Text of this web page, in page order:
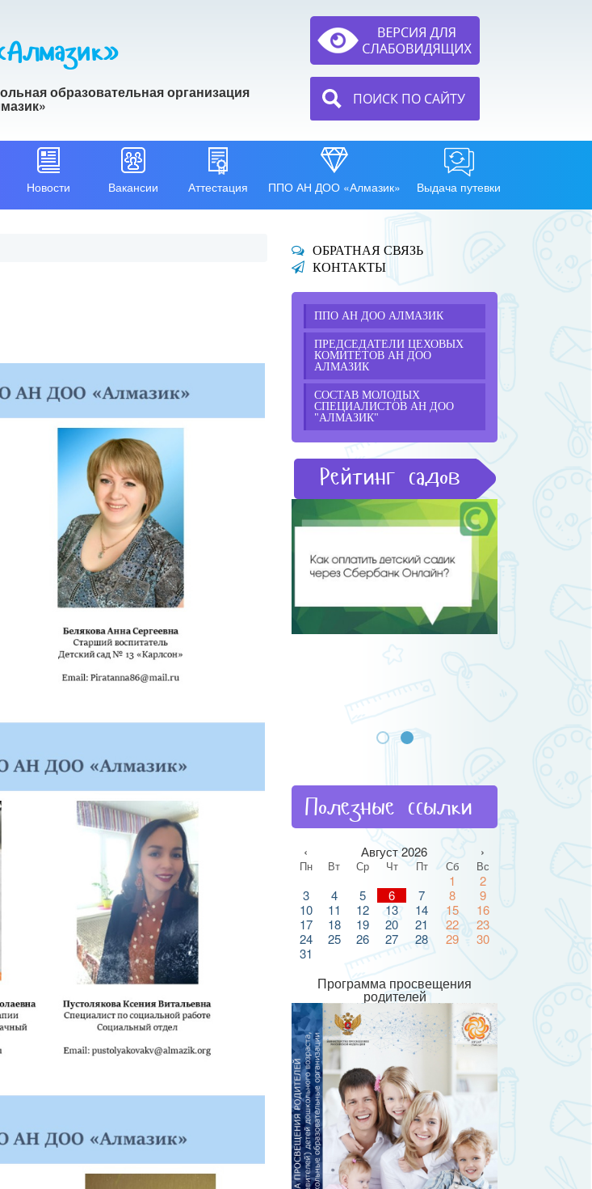
образовательная организация ПОИСК ПО САЙТУ
Новости Вакансии Аттестация ППО АН ДОО «Алмазик» Выдача путевки
ОБРАТНАЯ СВЯЗЬ
КОНТАКТЫ
ППО АН ДОО АЛМАЗИК
ПРЕДСЕДАТЕЛИ ЦЕХОВЫХ
КОМИТЕТОВ АН ДОО
АЛМАЗИК
СОСТАВ МОЛОДЫХ
СПЕЦИАЛИСТОВ АН ДОО
"АЛМАЗИК"
Рейтинг садов
Полезные ссылки
‹ Август 2026 ›
Пн Вт Ср Чт Пт Сб Вс
1
2
3
4 5 6 7 8
9
10
11 12 13 14 15
16
17
18 19 20 21 22
23
24
25 26 27 28 29
30
31
Программа просвещения
родителей